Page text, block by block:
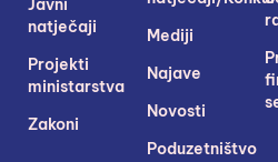
Mediji
Najave
Novosti
Poduzetništvo
Javni
natječaji
Projekti
ministarstva
Zakoni